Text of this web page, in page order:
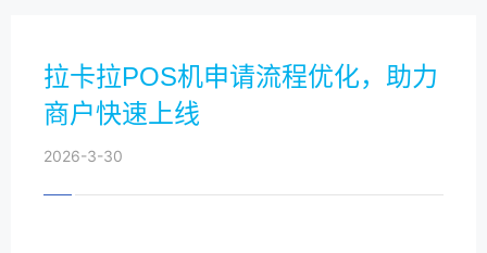
拉卡拉POS机申请流程优化，助力
商户快速上线
2026-3-30